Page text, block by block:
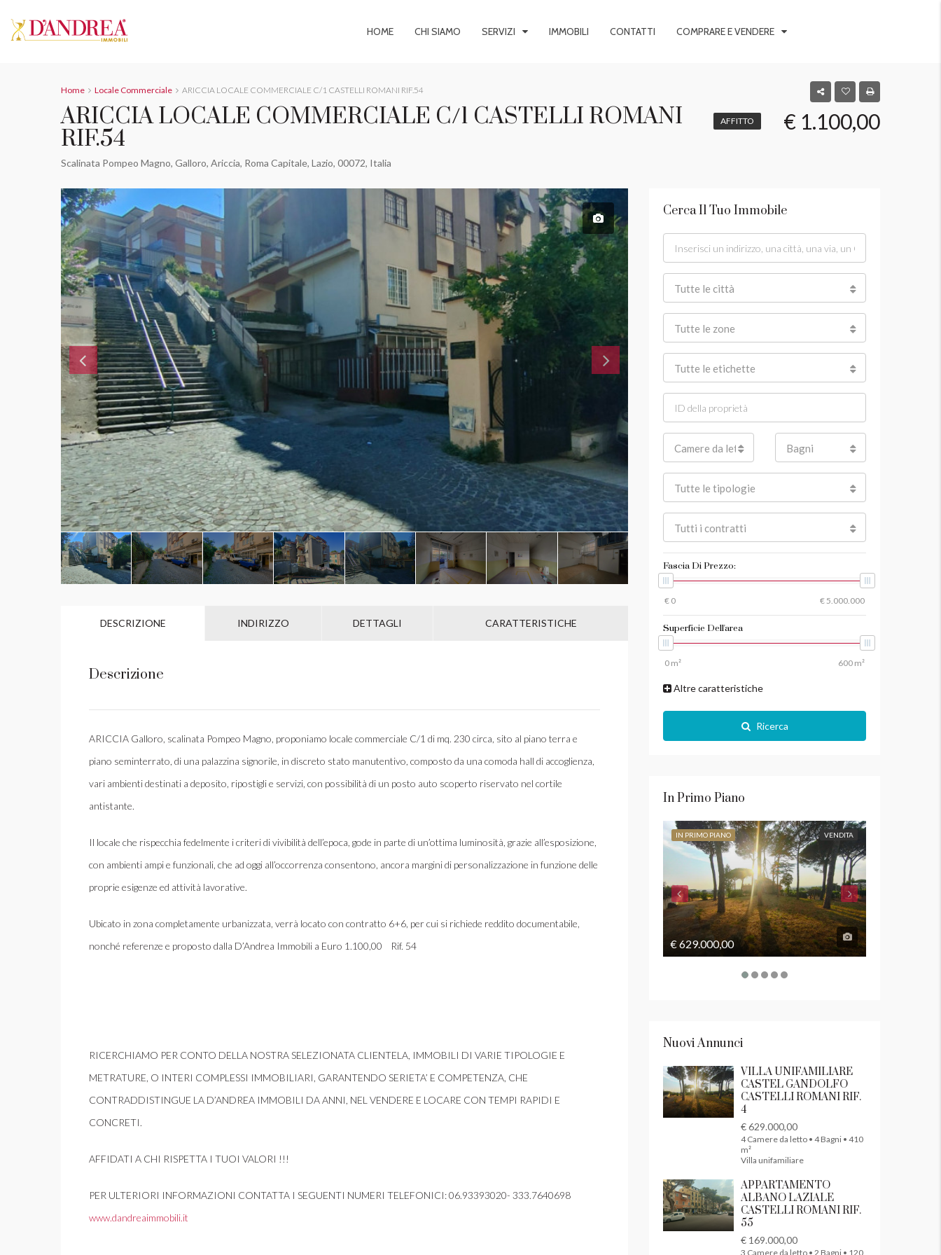
HOME CHI SIAMO SERVIZI IMMOBILI CONTATTI COMPRARE E VENDERE
Home Locale Commerciale ARICCIA LOCALE COMMERCIALE C/1 CASTELLI ROMANI RIF.54
ARICCIA LOCALE COMMERCIALE C/1 CASTELLI ROMANI
RIF.54
AFFITTO
Scalinata Pompeo Magno, Galloro, Ariccia, Roma Capitale, Lazio, 00072, Italia
€ 1.100,00
DESCRIZIONE INDIRIZZO DETTAGLI CARATTERISTICHE
Descrizione
ARICCIA Galloro, scalinata Pompeo Magno, proponiamo locale commerciale C/1 di mq. 230 circa, sito al piano terra e
piano seminterrato, di una palazzina signorile, in discreto stato manutentivo, composto da una comoda hall di accoglienza,
vari ambienti destinati a deposito, ripostigli e servizi, con possibilità di un posto auto scoperto riservato nel cortile
antistante.
Il locale che rispecchia fedelmente i criteri di vivibilità dell’epoca, gode in parte di un’ottima luminosità, grazie all’esposizione,
con ambienti ampi e funzionali, che ad oggi all’occorrenza consentono, ancora margini di personalizzazione in funzione delle
proprie esigenze ed attività lavorative.
Ubicato in zona completamente urbanizzata, verrà locato con contratto 6+6, per cui si richiede reddito documentabile,
nonché referenze e proposto dalla D’Andrea Immobili a Euro 1.100,00 Rif. 54
RICERCHIAMO PER CONTO DELLA NOSTRA SELEZIONATA CLIENTELA, IMMOBILI DI VARIE TIPOLOGIE E
METRATURE, O INTERI COMPLESSI IMMOBILIARI, GARANTENDO SERIETA’ E COMPETENZA, CHE
CONTRADDISTINGUE LA D’ANDREA IMMOBILI DA ANNI, NEL VENDERE E LOCARE CON TEMPI RAPIDI E
CONCRETI.
AFFIDATI A CHI RISPETTA I TUOI VALORI !!!
PER ULTERIORI INFORMAZIONI CONTATTA I SEGUENTI NUMERI TELEFONICI: 06.93393020- 333.7640698
www.dandreaimmobili.it
Cerca Il Tuo Immobile
Tutte le città
Tutte le zone
Tutte le etichette
Camere da letto Bagni
Tutte le tipologie
Tutti i contratti
Fascia Di Prezzo:
Superficie Dell'area
Altre caratteristiche
Ricerca
In Primo Piano
IN PRIMO PIANO VENDITA
€ 629.000,00
Nuovi Annunci
VILLA UNIFAMILIARE
CASTEL GANDOLFO
CASTELLI ROMANI RIF.
4
€ 629.000,00
4 Camere da letto • 4 Bagni • 410
m²
Villa unifamiliare
APPARTAMENTO
ALBANO LAZIALE
CASTELLI ROMANI RIF.
55
€ 169.000,00
3 Camere da letto • 2 Bagni • 120